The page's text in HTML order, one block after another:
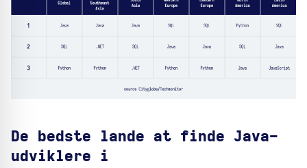
De bedste lande at finde Java-
udviklere i